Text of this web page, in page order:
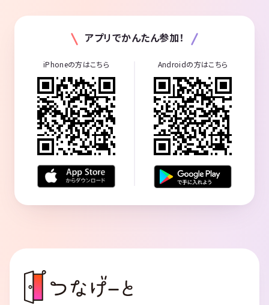
アプリでかんたん参加！
iPhoneの方はこちら Androidの方はこちら